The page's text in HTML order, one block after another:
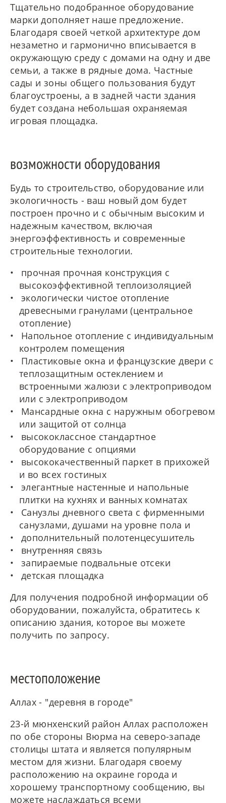
Тщательно подобранное оборудование
марки дополняет наше предложение.
Благодаря своей четкой архитектуре дом
незаметно и гармонично вписывается в
окружающую среду с домами на одну и две
семьи, а также в рядные дома. Частные
сады и зоны общего пользования будут
благоустроены, а в задней части здания
будет создана небольшая охраняемая
игровая площадка.
возможности оборудования
Будь то строительство, оборудование или
экологичность - ваш новый дом будет
построен прочно и с обычным высоким и
надежным качеством, включая
энергоэффективность и современные
строительные технологии.
прочная прочная конструкция с
высокоэффективной теплоизоляцией
экологически чистое отопление
древесными гранулами (центральное
отопление)
Напольное отопление с индивидуальным
контролем помещения
Пластиковые окна и французские двери с
теплозащитным остеклением и
встроенными жалюзи с электроприводом
или с электроприводом
Мансардные окна с наружным обогревом
или защитой от солнца
высококлассное стандартное
оборудование с опциями
высококачественный паркет в прихожей
и во всех гостиных
элегантные настенные и напольные
плитки на кухнях и ванных комнатах
Санузлы дневного света с фирменными
санузлами, душами на уровне пола и
дополнительный полотенцесушитель
внутренняя связь
запираемые подвальные отсеки
детская площадка
Для получения подробной информации об
оборудовании, пожалуйста, обратитесь к
описанию здания, которое вы можете
получить по запросу.
местоположение
Аллах - "деревня в городе"
23-й мюнхенский район Аллах расположен
по обе стороны Вюрма на северо-западе
столицы штата и является популярным
местом для жизни. Благодаря своему
расположению на окраине города и
хорошему транспортному сообщению, вы
можете наслаждаться всеми